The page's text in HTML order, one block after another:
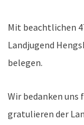
Mit beachtlichen
Landjugend
belegen.
Wir bedanken
gratulieren der